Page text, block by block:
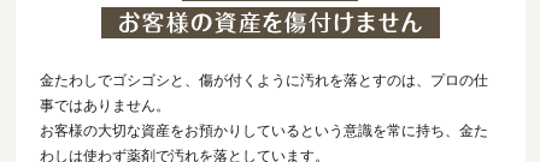
金たわしでゴシゴシと、傷が付くように汚れを落とすのは、プロの仕
事ではありません。
お客様の大切な資産をお預かりしているという意識を常に持ち、金た
わしは使わず薬剤で汚れを落としています。